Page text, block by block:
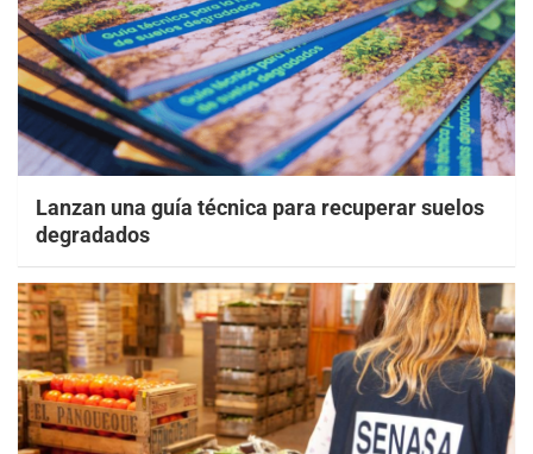
Lanzan una guía técnica para recuperar suelos
degradados